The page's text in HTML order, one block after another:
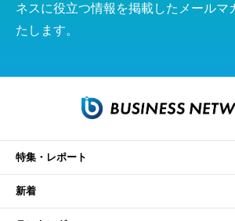
ネスに役立つ情報を掲載したメールマ
たします。
特集・レポート
新着